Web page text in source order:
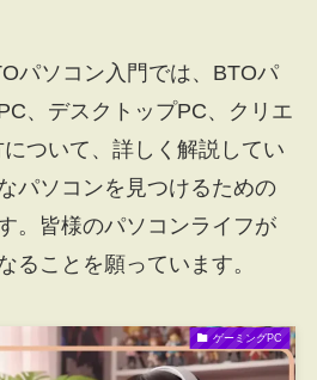
パソコン入門では、BTOパ
、デスクトップPC、クリエ
ついて、詳しく解説してい
パソコンを見つけるための
。皆様のパソコンライフが
ることを願っています。
ゲーミングPC